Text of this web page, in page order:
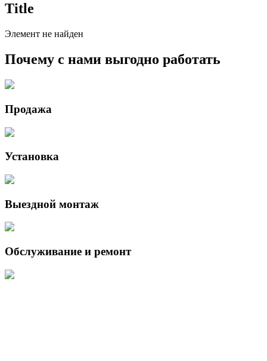
Title
Элемент не найден
Почему с нами выгодно работать
Продажа
Установка
Выездной монтаж
Обслуживание и ремонт